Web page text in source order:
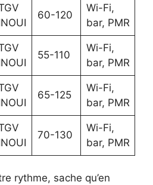
60-120
Wi-Fi,
bar, PMR
55-110
Wi-Fi,
bar, PMR
65-125
Wi-Fi,
bar, PMR
70-130
Wi-Fi,
bar, PMR
rythme, sache qu’en